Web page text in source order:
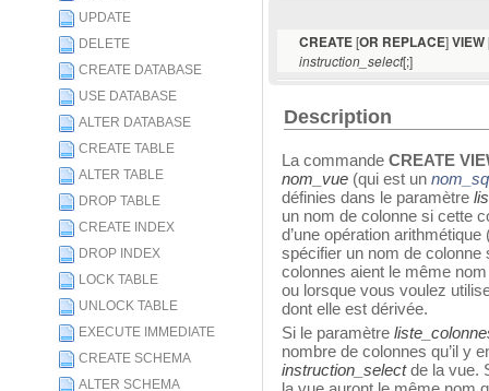
UPDATE
DELETE
CREATE DATABASE
USE DATABASE
ALTER DATABASE
CREATE TABLE
ALTER TABLE
DROP TABLE
CREATE INDEX
DROP INDEX
LOCK TABLE
UNLOCK TABLE
EXECUTE IMMEDIATE
CREATE SCHEMA
ALTER SCHEMA
CREATE[OR REPLACE]VIEW
instruction_select[;]
Description
La commande CREATE
nom_vue (qui est un
définies dans le paramètre
un nom de colonne si cette
d’une opération
spécifier un nom de
colonnes aient le même
ou lorsque vous voulez
dont elle est dérivée.
Si le paramètre
nombre de colonnes qu’il y
instruction_selectde la vue.